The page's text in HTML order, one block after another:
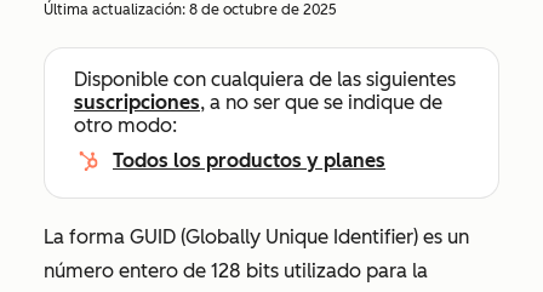
Última actualización: 8 de octubre de 2025
Disponible con cualquiera de las siguientes
suscripciones, a no ser que se indique de
otro modo:
Todos los productos y planes
La forma GUID (Globally Unique Identifier) es un
número entero de 128 bits utilizado para la